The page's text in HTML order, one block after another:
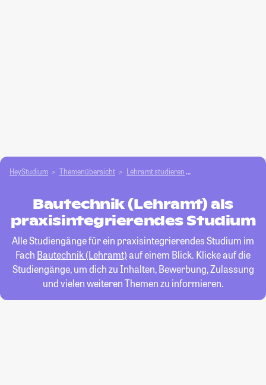
HeyStudium Themenübersicht Lehramt studieren
Bautechnik (Lehramt) als
praxisintegrierendes Studium
Alle Studiengänge für ein praxisintegrierendes Studium im
Fach Bautechnik (Lehramt)auf einem Blick. Klicke auf die
Studiengänge, um dich zu Inhalten, Bewerbung, Zulassung
und vielen weiteren Themen zu informieren.